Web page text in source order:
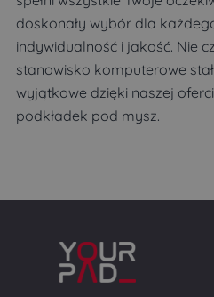
doskonały wybór dla
indywidualność i jakość. Nie
stanowisko komputerowe
wyjątkowe dzięki naszej
podkładek pod mysz.